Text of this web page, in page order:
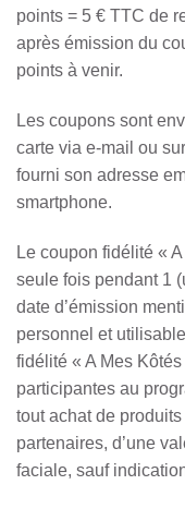
points = 5 € TTC de
après émission du
points à venir.
Les coupons sont
carte via e-mail ou
fourni son adresse
smartphone.
Le coupon fidélité «
seule fois pendant 1
date d’émission
personnel et
fidélité « A Mes
participantes au
tout achat de
partenaires, d’une
faciale, sauf